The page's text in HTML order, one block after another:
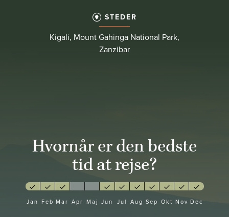
STEDER
Kigali, Mount Gahinga National Park,
Zanzibar
Hvornår er den bedste
tid at rejse?
Jan Feb Mar Apr Maj Jun Jul Aug Sep Okt Nov Dec